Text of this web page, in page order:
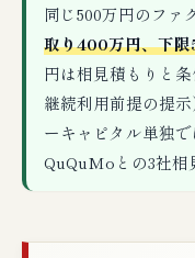
同じ500万円のファ
取り400万円、下
円は相見積もりと
継続利用前提の提
ーキャピタル単独
QuQuMoとの3社相